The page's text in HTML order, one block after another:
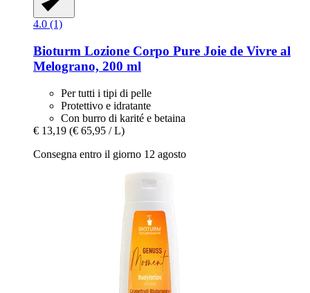
4.0 (1)
Bioturm Lozione Corpo Pure Joie de Vivre al
Melograno, 200 ml
Per tutti i tipi di pelle
Protettivo e idratante
Con burro di karité e betaina
€ 13,19 (€ 65,95 / L)
Consegna entro il giorno 12 agosto